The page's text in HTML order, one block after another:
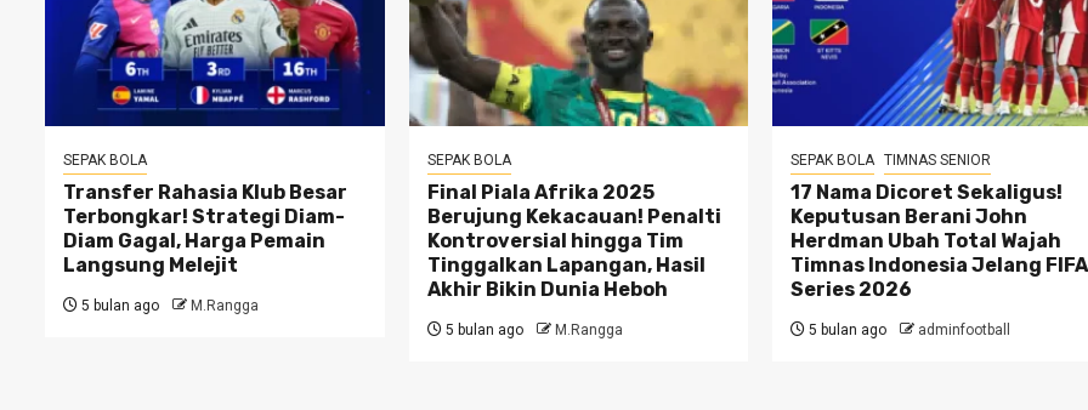
SEPAK BOLA
Transfer Rahasia Klub Besar
Terbongkar! Strategi Diam-
Diam Gagal, Harga Pemain
Langsung Melejit
5 bulan ago M.Rangga
SEPAK BOLA
Final Piala Afrika 2025
Berujung Kekacauan! Penalti
Kontroversial hingga Tim
Tinggalkan Lapangan, Hasil
Akhir Bikin Dunia Heboh
5 bulan ago M.Rangga
SEPAK BOLA TIMNAS SENIOR
17 Nama Dicoret Sekaligus!
Keputusan Berani John
Herdman Ubah Total Wajah
Timnas Indonesia Jelang FIFA
Series 2026
5 bulan ago adminfootball